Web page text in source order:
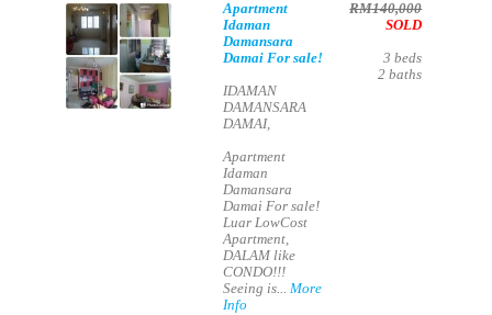
Apartment
Idaman
Damansara
Damai For sale!
IDAMAN
DAMANSARA
DAMAI,
Apartment
Idaman
Damansara
Damai For sale!
Luar LowCost
Apartment,
DALAM like
CONDO!!!
Seeing is...More
Info
RM140,000
SOLD
3 beds
2 baths